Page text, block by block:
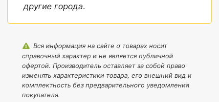
другие города.
Вся информация на сайте о товарах носит
справочный характер и не является публичной
офертой. Производитель оставляет за собой право
изменять характеристики товара, его внешний вид и
комплектность без предварительного уведомления
покупателя.